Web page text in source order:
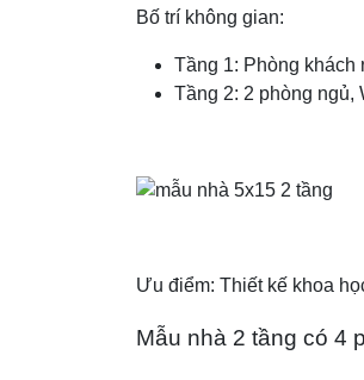
Bố trí không gian:
Tầng 1: Phòng khách
Tầng 2: 2 phòng ngủ,
Ưu điểm: Thiết kế khoa
Mẫu nhà 2 tầng có 4